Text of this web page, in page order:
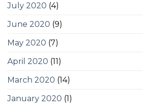
July 2020 (4)
June 2020 (9)
May 2020 (7)
April 2020 (11)
March 2020 (14)
January 2020 (1)